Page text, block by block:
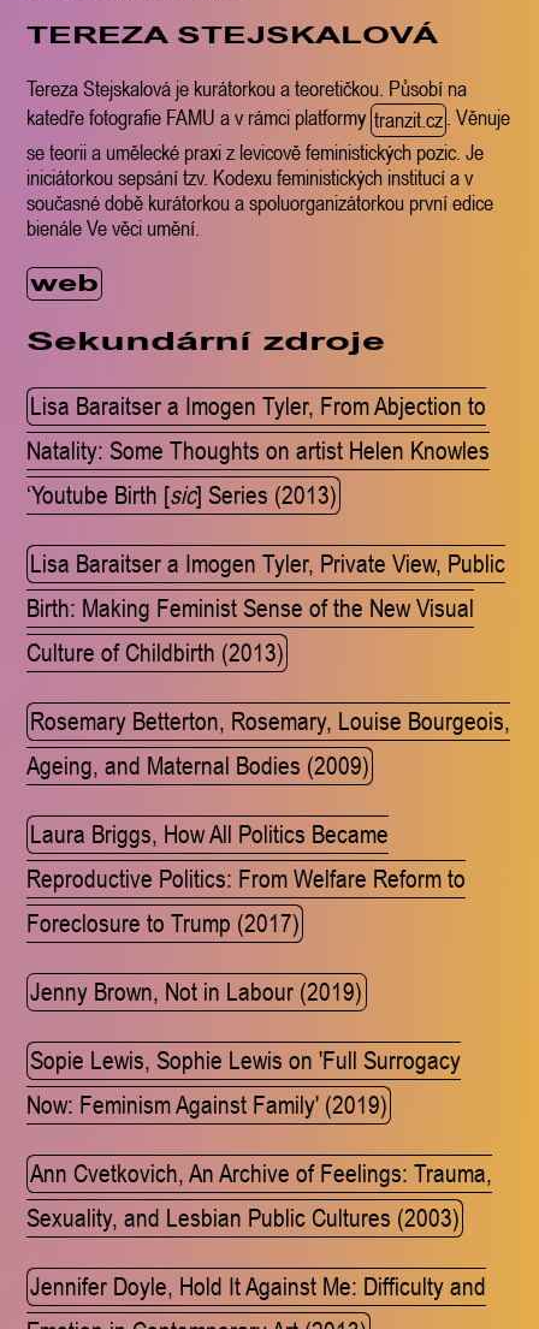
TEREZA STEJSKALOVÁ
Tereza Stejskalová je kurátorkou a teoretičkou. Působí na
katedře fotografie FAMU a v rámci platformytranzit.cz. Věnuje
se teorii a umělecké praxi z levicově feministických pozic. Je
iniciátorkou sepsání tzv. Kodexu feministických institucí a v
současné době kurátorkou a spoluorganizátorkou první edice
bienále Ve věci umění.
web
Sekundární zdroje
Lisa Baraitser a Imogen Tyler, From Abjection to
Natality: Some Thoughts on artist Helen Knowles
‘Youtube Birth [sic] Series (2013)
Lisa Baraitser a Imogen Tyler, Private View, Public
Birth: Making Feminist Sense of the New Visual
Culture of Childbirth (2013)
Rosemary Betterton, Rosemary, Louise Bourgeois,
Ageing, and Maternal Bodies (2009)
Laura Briggs, How All Politics Became
Reproductive Politics: From Welfare Reform to
Foreclosure to Trump (2017)
Jenny Brown, Not in Labour (2019)
Sopie Lewis, Sophie Lewis on 'Full Surrogacy
Now: Feminism Against Family' (2019)
Ann Cvetkovich, An Archive of Feelings: Trauma,
Sexuality, and Lesbian Public Cultures (2003)
Jennifer Doyle, Hold It Against Me: Difficulty and